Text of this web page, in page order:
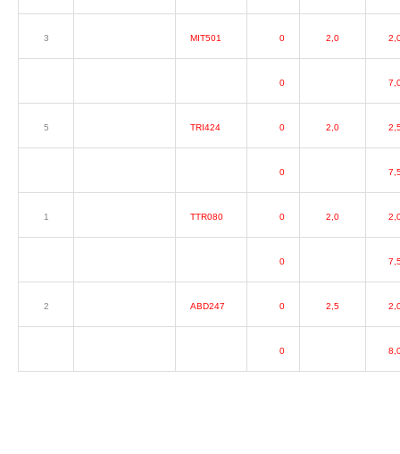
3 MIT501 0 2,0
0
5 TRI424 0 2,0
0
1 TTR080 0 2,0
0
2 ABD247 0 2,5
0